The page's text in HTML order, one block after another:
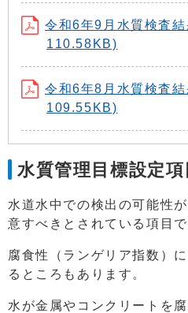
令和6年9月水質検査結
110.58KB)
令和6年8月水質検査結
109.55KB)
水質管理目標設定項
水道水中での検出の可能性
意すべきとされている項目で
腐食性（ランゲリア指数）
るところもあります。
水が金属やコンクリートを